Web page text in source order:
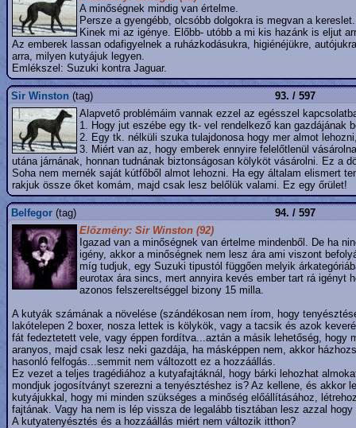
A minőségnek mindig van értelme.
Persze a gyengébb, olcsóbb dolgokra is megvan a
Kinek mi az igénye. Előbb- utóbb a mi kis hazánk is eljut
Az emberek lassan odafigyelnek a ruházkodásukra, higiénéjükre,
arra, milyen kutyájuk legyen.
Emlékszel: Suzuki kontra Jaguar.
Sir Winston (tag)
93. / 597
Alapvető problémáim vannak ezzel az egésszel
1. Hogy jut eszébe egy tk- vel rendelkező kan
2. Egy tk. nélküli szuka tulajdonosa hogy mer almot
3. Miért van az, hogy emberek ennyire felelőtlenül
utána járnának, honnan tudnának biztonságosan kölyköt vásárolni. Ez a
Soha nem mernék saját kútfőből almot lehozni. Ha egy általam elismert
rakjuk össze őket komám, majd csak lesz belőlük valami. Ez egy őrület!
Belfegor (tag)
94. / 597
Előzmény: Sir Winston (92)
Igazad van a minőségnek van értelme mindenből. De ha
igény, akkor a minőségnek nem lesz ára ami viszont
míg tudjuk, egy Suzuki tipustól függően melyik
eurotax ára sincs, mert annyira kevés ember tart rá igényt
azonos felszereltséggel bizony 15 milla.
A kutyák számának a növelése (szándékosan nem írom, hogy
lakótelepen 2 boxer, nosza lettek is kölykök, vagy a tacsik és azok
fát fedeztetett vele, vagy éppen fordítva...aztán a másik lehetőség,
aranyos, majd csak lesz neki gazdája, ha másképpen nem, akkor
hasonló felfogás...semmit nem változott ez a hozzáállás.
Ez vezet a teljes tragédiához a kutyafajtáknál, hogy bárki lehozhat
mondjuk jogosítványt szerezni a tenyésztéshez is? Az kellene, és akkor
kutyájukkal, hogy mi minden szükséges a minőség előállításához,
fajtának. Vagy ha nem is lép vissza de legalább tisztában lesz azzal
A kutyatenyésztés és a hozzáállás miért nem változik itthon?